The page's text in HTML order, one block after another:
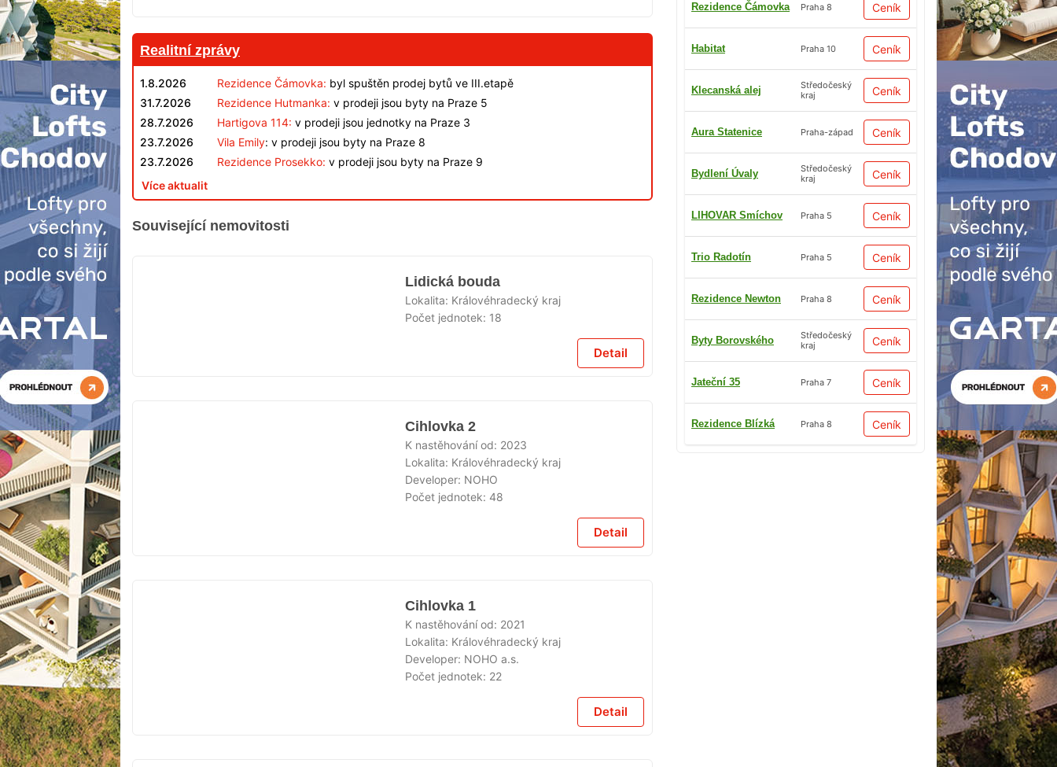
Rezidence Čámovka Praha 8 Ceník
Habitat Praha 10 Ceník
Klecanská alej
Středočeský
kraj
Ceník
Aura Statenice Praha-západ Ceník
Bydlení Úvaly
Středočeský
kraj
Ceník
LIHOVAR Smíchov Praha 5 Ceník
Trio Radotín Praha 5 Ceník
Rezidence Newton Praha 8 Ceník
Byty Borovského
Středočeský
kraj
Ceník
Jateční 35 Praha 7 Ceník
Rezidence Blízká Praha 8 Ceník
Realitní zprávy
1.8.2026 Rezidence Čámovka: byl spuštěn prodej bytů ve III.etapě
31.7.2026
Rezidence Hutmanka: v prodeji jsou byty na Praze 5
28.7.2026
Hartigova 114: v prodeji jsou jednotky na Praze 3
23.7.2026
Vila Emily: v prodeji jsou byty na Praze 8
23.7.2026
Rezidence Prosekko: v prodeji jsou byty na Praze 9
Více aktualit
Související nemovitosti
Lidická bouda
Lokalita: Královéhradecký kraj
Počet jednotek: 18
Detail
Cihlovka 2
K nastěhování od: 2023
Lokalita: Královéhradecký kraj
Developer: NOHO
Počet jednotek:48
Detail
Cihlovka 1
K nastěhování od: 2021
Lokalita: Královéhradecký kraj
Developer: NOHO a.s.
Počet jednotek: 22
Detail